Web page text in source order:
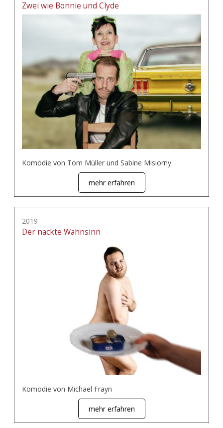
Zwei wie Bonnie und Clyde
Komödie von Tom Müller und Sabine Misiorny
mehr erfahren
2019
Der nackte Wahnsinn
Komödie von Michael Frayn
mehr erfahren